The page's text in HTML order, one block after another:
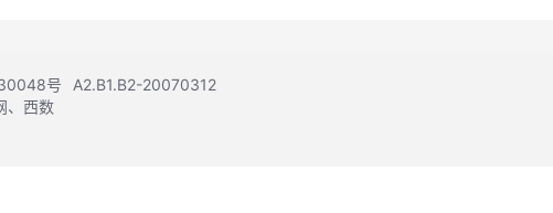
号
A2.B1.B2-20070312
、西数